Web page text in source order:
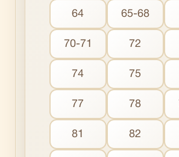
64 65-68
70-71 72
74 75
77 78
81 82